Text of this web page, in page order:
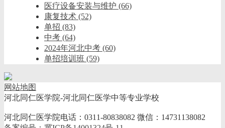
医疗设备安装与维护 (66)
康复技术 (52)
单招 (83)
中考 (64)
2024年河北中考 (60)
单招培训班 (59)
网站地图
河北同仁医学院-河北同仁医学中等专业学校
河北同仁医学院电话：0311-80838082 微信：14731138082